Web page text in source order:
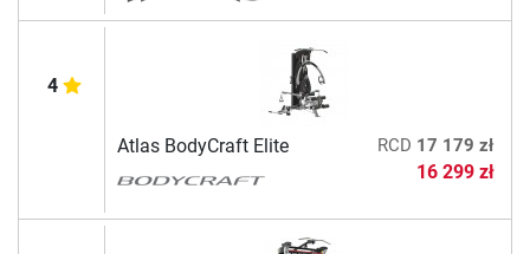
4
Atlas BodyCraft Elite RCD 17 179 zł
16 299 zł